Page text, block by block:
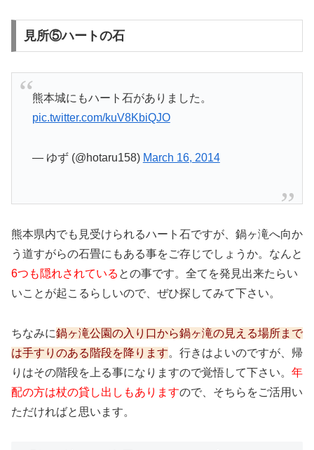
見所⑤ハートの石
熊本城にもハート石がありました。
pic.twitter.com/kuV8KbiQJO
— ゆず (@hotaru158) March 16, 2014
熊本県内でも見受けられるハート石ですが、鍋ヶ滝へ向か
う道すがらの石畳にもある事をご存じでしょうか。なんと
6つも隠れされている との事です。全てを発見出来たらい
いことが起こるらしいので、ぜひ探してみて下さい。
ちなみに鍋ヶ滝公園の入り口から鍋ヶ滝の見える場所まで
は手すりのある階段を降ります。行きはよいのですが、帰
りはその階段を上る事になりますので覚悟して下さい。 年
配の方は杖の貸し出しもありますので、そちらをご活用い
ただければと思います。